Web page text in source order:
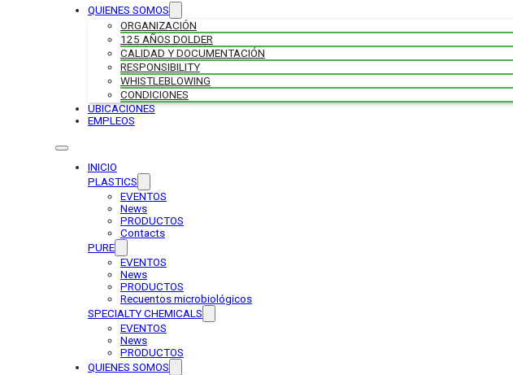
QUIENES SOMOS
ORGANIZACIÓN
125 AÑOS DOLDER
CALIDAD Y DOCUMENTACIÓN
RESPONSIBILITY
WHISTLEBLOWING
CONDICIONES
UBICACIONES
EMPLEOS
INICIO
PLASTICS
EVENTOS
News
PRODUCTOS
Contacts
PURE
EVENTOS
News
PRODUCTOS
Recuentos microbiológicos
SPECIALTY CHEMICALS
EVENTOS
News
PRODUCTOS
QUIENES SOMOS